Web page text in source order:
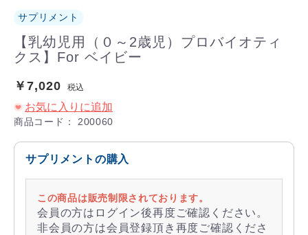
サプリメント
【乳幼児用（０～2歳児）プロバイオティ
クス】For ベイビー
￥7,020 税込
お気に入りに追加
商品コード： 200060
サプリメントの購入
この商品は販売制限されております。
会員の方はログイン後再度ご確認ください。
非会員の方は会員登録頂き再度ご確認くださ